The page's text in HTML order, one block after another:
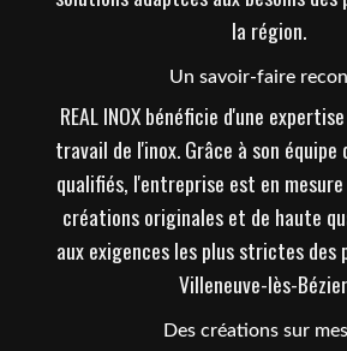
la région.
Un savoir-faire
REAL INOX bénéficie d'une
travail de l'inox. Grâce à son
qualifiés, l'entreprise est en
créations originales et de haute
aux exigences les plus strictes des
Villeneuve-lès-
Des créations sur